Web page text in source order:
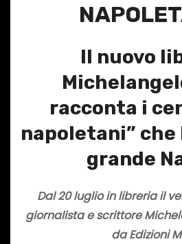
Il nuovo
racconta i
napoletani” che
grande
Dal 20 luglio in libreria il
giornalista e scrittore
daEdizioni